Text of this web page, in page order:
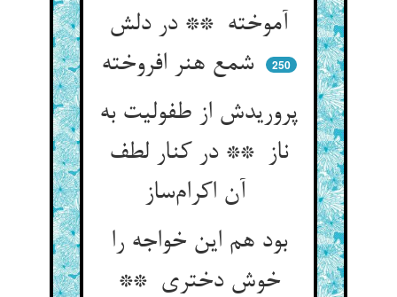
آموخته ** در دلش
شمع هنر افروخته
250
پروریدش از طفولیت به
ناز ** در کنار لطف
بود هم این خواجه را
خوش دختری **